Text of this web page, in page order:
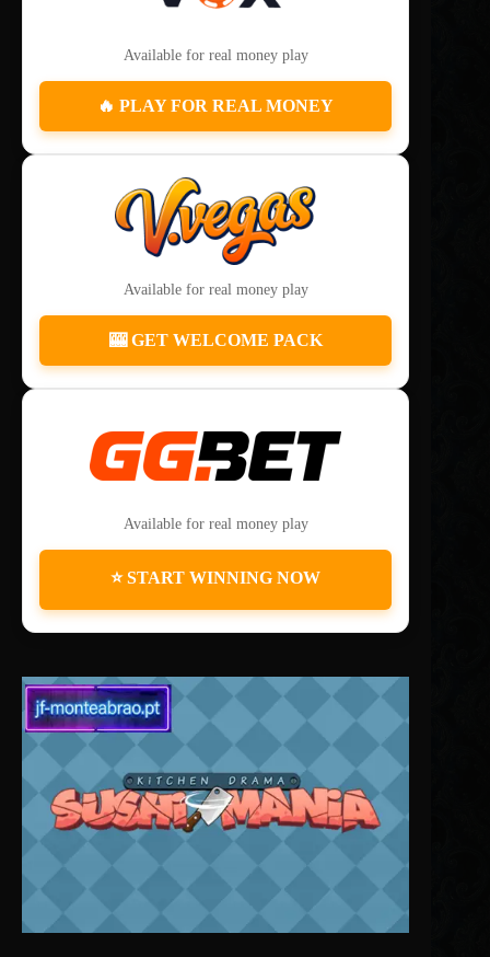
Available for real money play
🔥 PLAY FOR REAL MONEY
Available for real money play
🎰 GET WELCOME PACK
Available for real money play
⭐ START WINNING NOW